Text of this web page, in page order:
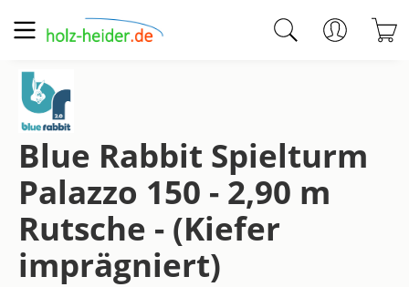
Zum Hauptinhalt springen
Blue Rabbit Spielturm
Palazzo 150 - 2,90 m
Rutsche - (Kiefer
imprägniert)